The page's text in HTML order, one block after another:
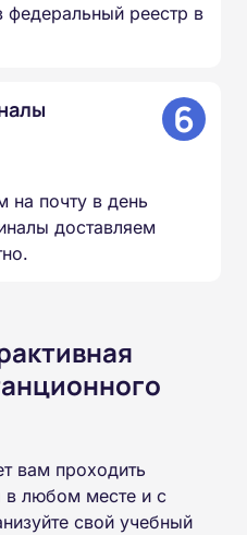
федеральный реестр в
6
на почту в день
доставляем
вам проходить
в любом месте и с
свой учебный